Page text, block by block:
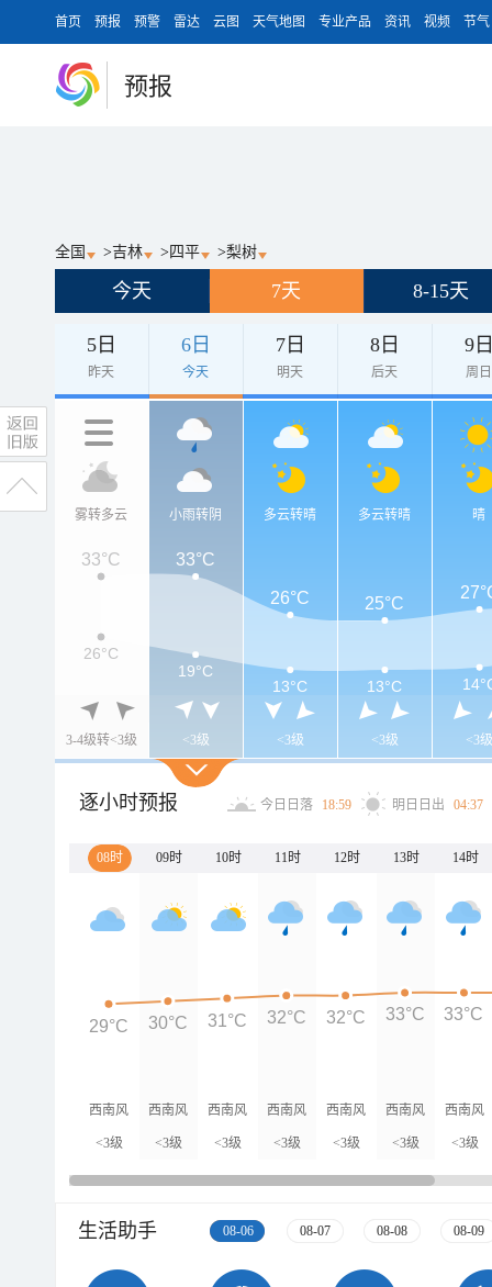
首页 预报 预警 雷达 云图 天气地图 专业产品 资讯 视频 节气
预报
全国 >吉林 > 四平 >梨树
今天 7天 8-15天
5日
昨天
6日
今天
7日
明天
8日
后天
9
周日
雾转多云
3-4级转<3级
小雨转阴
<3级
多云转晴
<3级
多云转晴
<3级
晴
<3级
33°C 33°C
26°C 25°C
26°C
19°C
13°C 13°C
逐小时预报 今日日落 18:59 明日日出 04:37
08时 09时 10时 11时 12时 13时 14时
西南风
<3级
西南风
<3级
西南风
<3级
西南风
<3级
西南风
<3级
西南风
<3级
西南风
<3级
29°C 30°C 31°C 32°C 32°C 33°C 33°C
生活助手 08-06 08-07 08-08 08-09